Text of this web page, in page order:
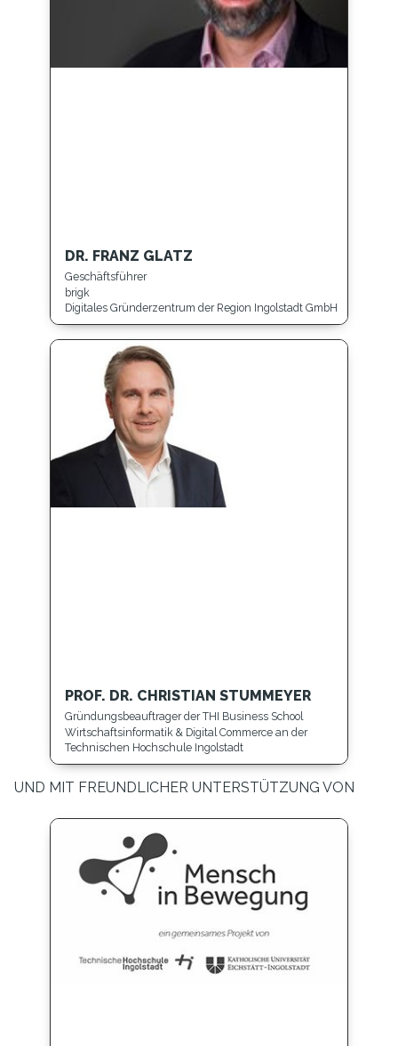
DR. FRANZ GLATZ
Geschäftsführer
brigk
Digitales Gründerzentrum der Region Ingolstadt GmbH
PROF. DR. CHRISTIAN STUMMEYER
Gründungsbeauftrager der THI Business School
Wirtschaftsinformatik & Digital Commerce an der
Technischen Hochschule Ingolstadt
UND MIT FREUNDLICHER UNTERSTÜTZUNG VON